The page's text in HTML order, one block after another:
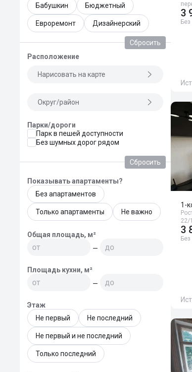
Бабушкин
Бюджетный
Евроремонт Дизайнерский
Сбросить
Расположение
Нарисовать на карте
Округ/район
Парки/дороги
Парк в пешей доступности
Без шумных дорог рядом
Сбросить
Показывать апартаменты?
Без апартаментов
Только апартаменты Не важно
Общая площадь, м²
—
Площадь кухни, м²
—
Этаж
Не первый
Не последний
Не первый и не последний
Только последний
3
1-
22/
3